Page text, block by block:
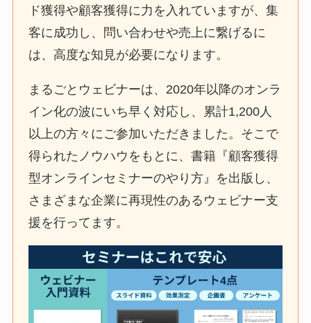
ド獲得や顧客獲得に力を入れていますが、集
客に成功し、問い合わせや売上に繋げるに
は、高度な知見が必要になります。
まるごとウェビナーは、2020年以降のオンラ
イン化の波にいち早く対応し、累計1,200人
以上の方々にご参加いただきました。そこで
得られたノウハウをもとに、書籍『顧客獲得
型オンラインセミナーのやり方』を出版し、
さまざまな企業に再現性のあるウェビナー支
援を行ってます。